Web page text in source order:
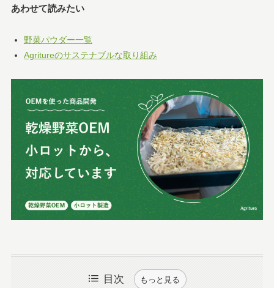
あわせて読みたい
野菜パウダー一覧
Agritureのサステナブルな取り組み
目次 もっと見る